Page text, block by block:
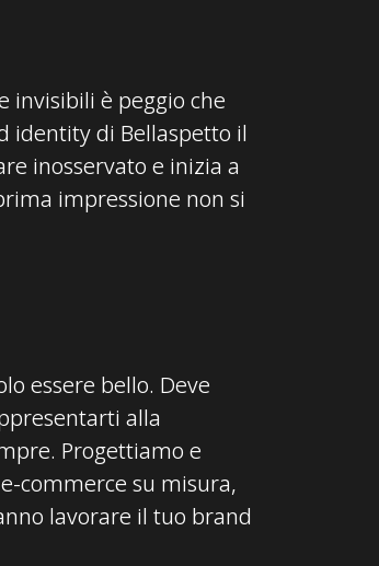
invisibili è peggio che
identity di Bellaspetto il
inosservato e inizia a
impressione non si
essere bello. Deve
alla
Progettiamo e
commerce su misura,
lavorare il tuo brand